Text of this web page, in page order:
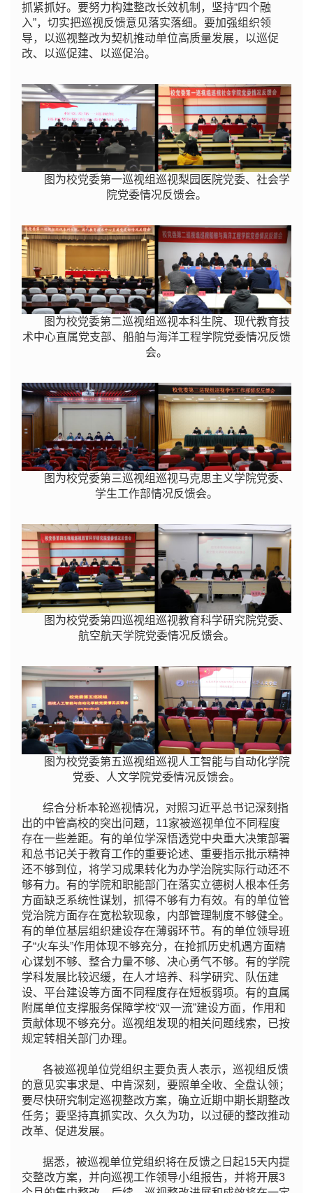
抓紧抓好。要努力构建整改长效机制，坚持“四个融
入”，切实把巡视反馈意见落实落细。要加强组织领
导，以巡视整改为契机推动单位高质量发展，以巡促
改、以巡促建、以巡促治。
图为校党委第一巡视组巡视梨园医院党委、社会学
院党委情况反馈会。
图为校党委第二巡视组巡视本科生院、现代教育技
术中心直属党支部、船舶与海洋工程学院党委情况反馈
会。
图为校党委第三巡视组巡视马克思主义学院党委、
学生工作部情况反馈会。
图为校党委第四巡视组巡视教育科学研究院党委、
航空航天学院党委情况反馈会。
图为校党委第五巡视组巡视人工智能与自动化学院
党委、人文学院党委情况反馈会。
综合分析本轮巡视情况，对照习近平总书记深刻指
出的中管高校的突出问题，11家被巡视单位不同程度
存在一些差距。有的单位学深悟透党中央重大决策部署
和总书记关于教育工作的重要论述、重要指示批示精神
还不够到位，将学习成果转化为办学治院实际行动还不
够有力。有的学院和职能部门在落实立德树人根本任务
方面缺乏系统性谋划，抓得不够有力有效。有的单位管
党治院方面存在宽松软现象，内部管理制度不够健全。
有的单位基层组织建设存在薄弱环节。有的单位领导班
子“火车头”作用体现不够充分，在抢抓历史机遇方面精
心谋划不够、整合力量不够、决心勇气不够。有的学院
学科发展比较迟缓，在人才培养、科学研究、队伍建
设、平台建设等方面不同程度存在短板弱项。有的直属
附属单位支撑服务保障学校“双一流”建设方面，作用和
贡献体现不够充分。巡视组发现的相关问题线索，已按
规定转相关部门办理。
各被巡视单位党组织主要负责人表示，巡视组反馈
的意见实事求是、中肯深刻，要照单全收、全盘认领；
要尽快研究制定巡视整改方案，确立近期中期长期整改
任务；要坚持真抓实改、久久为功，以过硬的整改推动
改革、促进发展。
据悉，被巡视单位党组织将在反馈之日起15天内提
交整改方案，并向巡视工作领导小组报告，并将开展3